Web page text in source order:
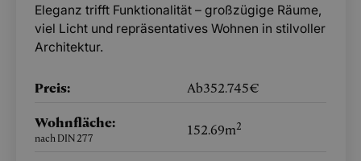
Eleganz trifft Funktionalität – großzügige Räume,
viel Licht und repräsentatives Wohnen in stilvoller
Architektur.
Preis: Ab352.745€
Wohnfläche:
nach DIN 277
152.69m2